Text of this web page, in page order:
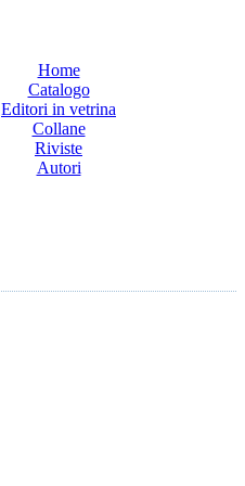
Home
Catalogo
Editori in vetrina
Collane
Riviste
Autori